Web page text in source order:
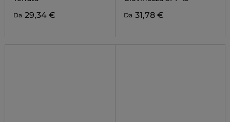
Da 29,34 € Da 31,78 €